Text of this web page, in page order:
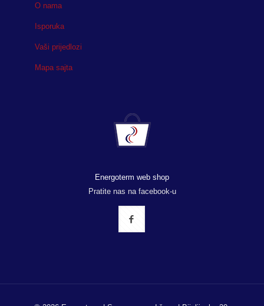
O nama
Isporuka
Vaši prijedlozi
Mapa sajta
Energoterm web shop
Pratite nas na facebook-u